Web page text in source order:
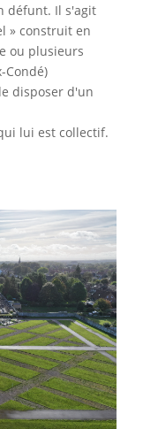
défunt. Il s'agit
» construit en
ou plusieurs
Condé)
disposer d'un
lui est collectif.